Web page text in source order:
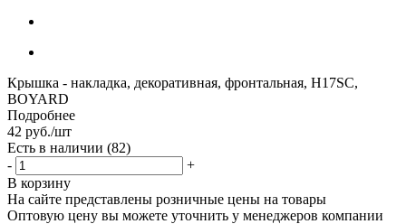
Крышка - накладка, декоративная, фронтальная, H17SC,
BOYARD
Подробнее
42 руб./шт
Есть в наличии (82)
-
+
В корзину
На сайте представлены розничные цены на товары
Оптовую цену вы можете уточнить у менеджеров компании